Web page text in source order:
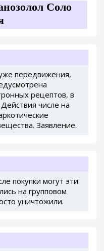
Соло
передвижения,
рецептов, в
числе на
Заявление.
покупки могут эти
на групповом
уничтожили.